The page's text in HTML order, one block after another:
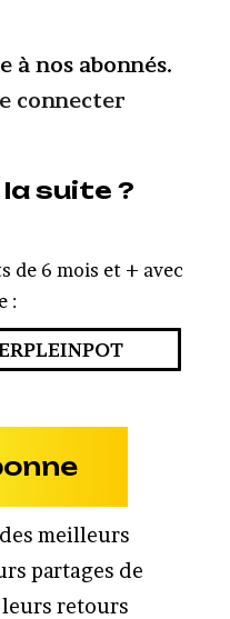
à nos abonnés.
connecter
la suite ?
de 6 mois et + avec
:
meilleurs
partages de
leurs retours